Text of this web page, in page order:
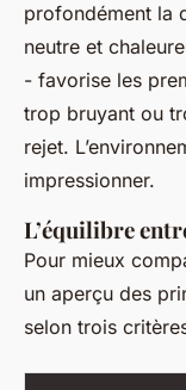
profondément la
neutre et
- favorise les
trop bruyant ou
rejet.
impressionner.
L’équilibre
Pour mieux
un aperçu des
selon trois